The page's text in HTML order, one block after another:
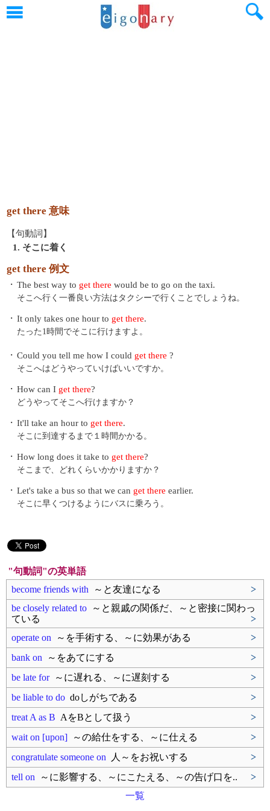
get there 意味
【句動詞】
1. そこに着く
get there 例文
・ The best way to get there would be to go on the taxi.
そこへ行く一番良い方法はタクシーで行くことでしょうね。
・ It only takes one hour to get there.
たった1時間でそこに行けますよ。
・ Could you tell me how I could get there ?
そこへはどうやっていけばいいですか。
・ How can I get there?
どうやってそこへ行けますか？
・ It'll take an hour to get there.
そこに到達するまで１時間かかる。
・ How long does it take to get there?
そこまで、どれくらいかかりますか？
・ Let's take a bus so that we can get there earlier.
そこに早くつけるようにバスに乗ろう。
"句動詞"の英単語
become friends with ～と友達になる
>
be closely related to ～と親戚の関係だ、～と密接に関わっ
ている
>
operate on ～を手術する、～に効果がある
>
bank on ～をあてにする
>
be late for～に遅れる、～に遅刻する
>
be liable to do doしがちである
>
treat A as B AをBとして扱う
>
wait on [upon] ～の給仕をする、～に仕える
>
congratulate someone on 人～をお祝いする
>
tell on ～に影響する、～にこたえる、～の告げ口を..
>
一覧